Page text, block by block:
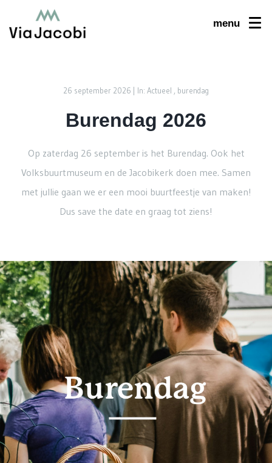
menu
26 september 2026 | In: Actueel , burendag
Burendag 2026
Op zaterdag 26 september is het Burendag. Ook het
Volksbuurtmuseum en de Jacobikerk doen mee. Samen
met jullie gaan we er een mooi buurtfeestje van maken!
Dus save the date en graag tot ziens!